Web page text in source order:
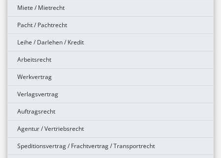
Miete / Mietrecht
Pacht / Pachtrecht
Leihe / Darlehen / Kredit
Arbeitsrecht
Werkvertrag
Verlagsvertrag
Auftragsrecht
Agentur / Vertriebsrecht
Speditionsvertrag / Frachtvertrag / Transportrecht